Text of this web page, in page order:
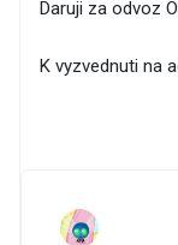
Daruji za odvoz
K vyzvednuti na